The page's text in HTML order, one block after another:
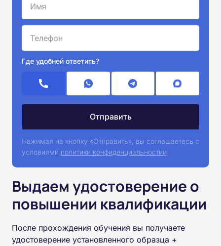
Где удобней ответить?
Нажимая на кнопку «Отправить», вы соглашаетесь с
условиями политики конфиденциальностии
Выдаем удостоверение о
повышении квалификации
После прохождения обучения вы получаете
удостоверение установленного образца +